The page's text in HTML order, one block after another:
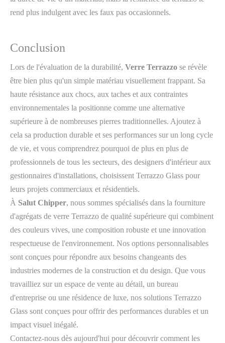
rend plus indulgent avec les faux pas occasionnels.
Conclusion
Lors de l'évaluation de la durabilité, Verre Terrazzo se révèle
être bien plus qu'un simple matériau visuellement frappant. Sa
haute résistance aux chocs, aux taches et aux contraintes
environnementales la positionne comme une alternative
supérieure à de nombreuses pierres traditionnelles. Ajoutez à
cela sa production durable et ses performances sur un long cycle
de vie, et vous comprendrez pourquoi de plus en plus de
professionnels de tous les secteurs, des designers d'intérieur aux
gestionnaires d'installations, choisissent Terrazzo Glass pour
leurs projets commerciaux et résidentiels.
À Salut Chipper, nous sommes spécialisés dans la fourniture
d'agrégats de verre Terrazzo de qualité supérieure qui combinent
des couleurs vives, une composition robuste et une innovation
respectueuse de l'environnement. Nos options personnalisables
sont conçues pour répondre aux besoins changeants des
industries modernes de la construction et du design. Que vous
travailliez sur un espace de vente au détail, un bureau
d'entreprise ou une résidence de luxe, nos solutions Terrazzo
Glass sont conçues pour offrir des performances durables et un
impact visuel inégalé.
Contactez-nous dès aujourd'hui pour découvrir comment les